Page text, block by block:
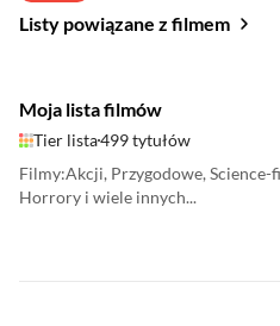
Listy powiązane z filmem
Moja lista filmów
Tier lista499 tytułów
Filmy:Akcji, Przygodowe, Science-
Horrory i wiele innych...